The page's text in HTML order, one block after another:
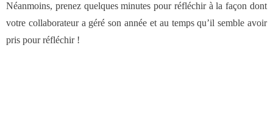
Néanmoins, prenez quelques minutes pour réfléchir à la façon dont
votre collaborateur a géré son année et au temps qu’il semble avoir
pris pour réfléchir !